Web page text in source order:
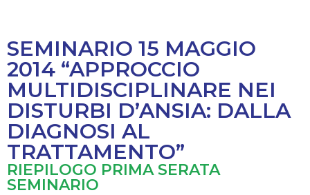
SEMINARIO 15 MAGGIO
2014 “APPROCCIO
MULTIDISCIPLINARE NEI
DISTURBI D’ANSIA: DALLA
DIAGNOSI AL
TRATTAMENTO”
RIEPILOGO PRIMA SERATA
SEMINARIO